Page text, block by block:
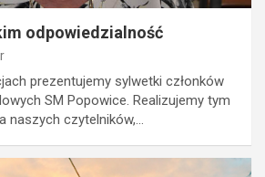
odpowiedzialność
prezentujemy sylwetki członków
SM Popowice. Realizujemy tym
naszych czytelników,…